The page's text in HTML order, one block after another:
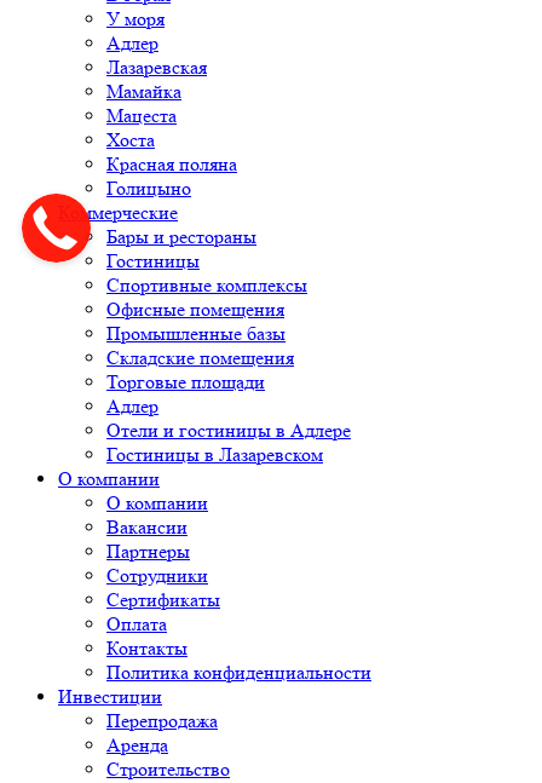
У моря
Адлер
Лазаревская
Мамайка
Мацеста
Хоста
Красная поляна
Голицыно
Коммерческие
Бары и рестораны
Гостиницы
Спортивные комплексы
Офисные помещения
Промышленные базы
Складские помещения
Торговые площади
Адлер
Отели и гостиницы в Адлере
Гостиницы в Лазаревском
О компании
О компании
Вакансии
Партнеры
Сотрудники
Сертификаты
Оплата
Контакты
Политика конфиденциальности
Инвестиции
Перепродажа
Аренда
Строительство